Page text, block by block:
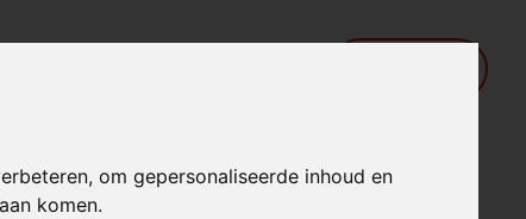
om gepersonaliseerde inhoud en
komen.